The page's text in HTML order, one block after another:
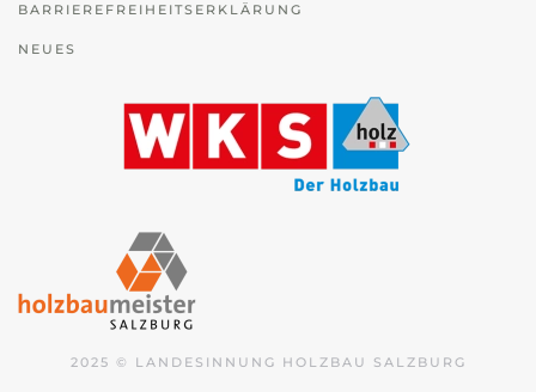
BARRIEREFREIHEITSERKLÄRUNG
NEUES
2025 © LANDESINNUNG HOLZBAU SALZBURG